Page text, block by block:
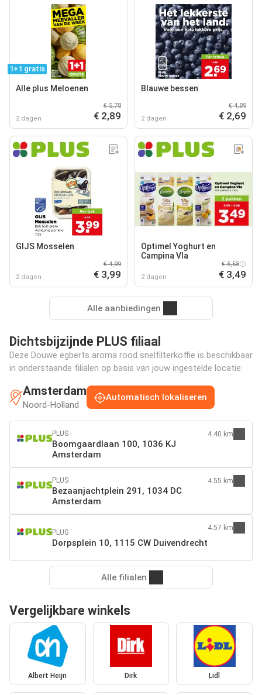
1+1 gratis
Alle plus Meloenen
2 dagen
€ 5,78
€ 2,89
Blauwe bessen
2 dagen
€ 4,89
€ 2,69
GIJS Mosselen
2 dagen
€ 4,99
€ 3,99
Optimel Yoghurt en
Campina Vla
2 dagen
€ 5,58
€ 3,49
Alle aanbiedingen
Dichtsbijzijnde PLUS filiaal
Deze Douwe egberts aroma rood snelfilterkoffie is beschikbaar
in onderstaande filialen op basis van jouw ingestelde locatie:
Amsterdam
Noord-Holland
Automatisch lokaliseren
PLUS
Boomgaardlaan 100, 1036 KJ
Amsterdam
4.40 km
PLUS
Bezaanjachtplein 291, 1034 DC
Amsterdam
4.55 km
PLUS
Dorpsplein 10, 1115 CW Duivendrecht
4.57 km
Alle filialen
Vergelijkbare winkels
Albert Heijn Dirk Lidl